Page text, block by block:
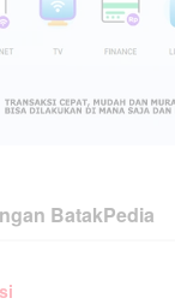
BatakPedia